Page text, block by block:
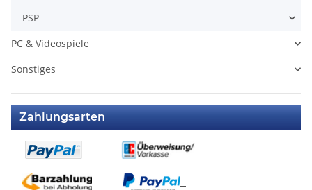
PSP
PC & Videospiele
Sonstiges
Zahlungsarten